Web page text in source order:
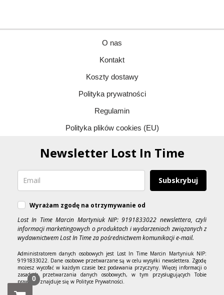
O nas
Kontakt
Koszty dostawy
Polityka prywatności
Regulamin
Polityka plików cookies (EU)
Newsletter Lost In Time
Subskrybuj
Wyrażam zgodę na otrzymywanie od
Lost In Time Marcin Martyniuk NIP: 9191833022 newslettera, czyli
informacji marketingowych o produktach i wydarzeniach związanych z
wydawnictwem Lost In Time za pośrednictwem komunikacji e-mail.
Administratorem danych osobowych jest Lost In Time Marcin Martyniuk NIP:
9191833022. Dane osobowe przetwarzane są w celu wysyłki newslettera. Zgodę
możesz wycofać w każdym czasie bez podawania przyczyny. Więcej informacji o
zasadach przetwarzania danych osobowych, w tym przysługujących Tobie
prawach, znajduje się w Polityce Prywatności.
0